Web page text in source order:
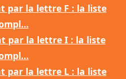
par la lettre F : la liste
par la lettre I : la liste
par la lettre L : la liste